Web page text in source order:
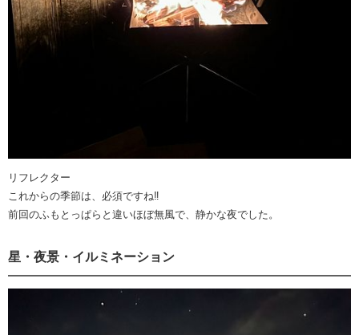
リフレクター
これからの季節は、必須ですね‼️
前回のふもとっぱらと違いほぼ無風で、静かな夜でした。
星・夜景・イルミネーション